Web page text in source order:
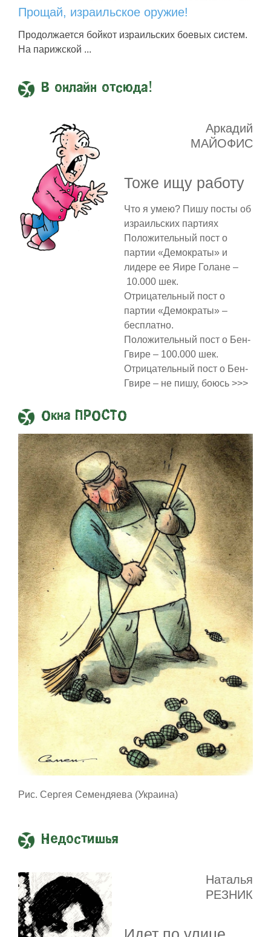
Прощай, израильское оружие!
Продолжается бойкот израильских боевых систем.
На парижской ...
В онлайн отсюда!
Аркадий
МАЙОФИС
Тоже ищу работу
Что я умею? Пишу посты об
израильских партиях
Положительный пост о
партии «Демократы» и
лидере ее Яире Голане –
10.000 шек.
Отрицательный пост о
партии «Демократы» –
бесплатно.
Положительный пост о Бен-
Гвире – 100.000 шек.
Отрицательный пост о Бен-
Гвире – не пишу, боюсь >>>
Окна ПРОСТО
Рис. Сергея Семендяева (Украина)
Недостишья
Наталья
РЕЗНИК